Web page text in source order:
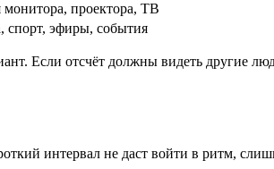
монитора, проектора, ТВ
спорт, эфиры, события
Если отсчёт должны видеть другие
интервал не даст войти в ритм,